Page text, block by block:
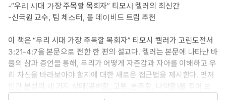
-“우리 시대 가장 주목할 목회자” 티모시 켈러의 최신간
-신국원 교수, 팀 체스터, 폴 데이비드 트립 추천
이 책은 “우리 시대 가장 주목할 목회자” 티모시 켈러가 고린도전서
3:21-4:7을 본문으로 전한 한 편의 설교다. 켈러는 본문에 나타난 바
울의 삶과 증언을 통해, 우리가 어떻게 자존감과 자아를 이해하고 우
리 자신을 바라보아야 할지에 대한 새로운 접근법을 제시한다. 먼저
인간 본성의 네 가지 상태(공허함, 고통, 분주함, 나약함)를 짚어 보
고, 복음이 어떻게 이런 인간의 삶을 변화시키는지 살펴본다. 바울은